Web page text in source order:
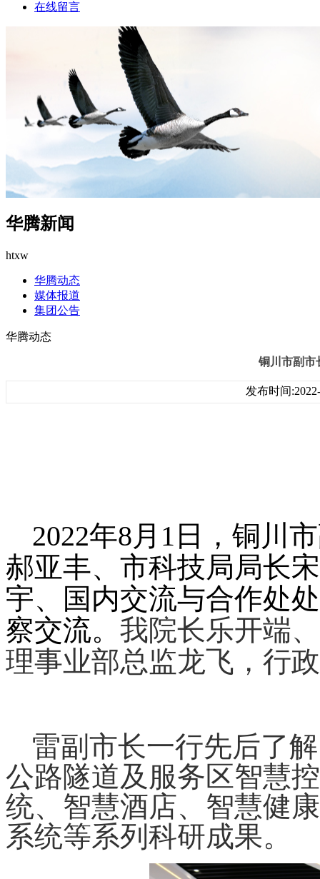
在线留言
华腾新闻
htxw
华腾动态
媒体报道
集团公告
华腾动态
铜川市副市
发布时间
2022年8月 1 日，铜川
郝亚丰、市科技局局长
宇、国内交流与合作处
察交流。 我院长乐开端
理事业部总监龙飞，行
雷副市长一行先后了
公路隧道及服务区智慧
统、智慧酒店、智慧健
系统等系列科研成果。